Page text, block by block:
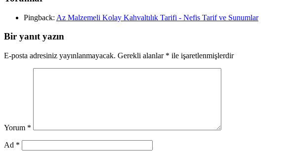
Pingback: Az Malzemeli Kolay Kahvaltılık Tarifi - Nefis Tarif ve Sunumlar
Bir yanıt yazın
E-posta adresiniz yayınlanmayacak. Gerekli alanlar * ile işaretlenmişlerdir
Yorum *
Ad *